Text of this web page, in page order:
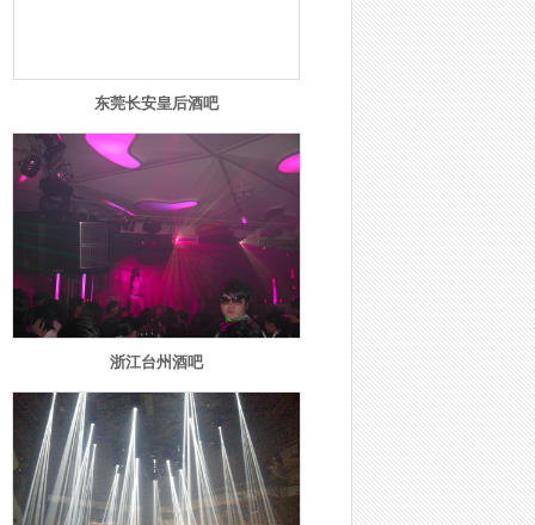
东莞长安皇后酒吧
浙江台州酒吧